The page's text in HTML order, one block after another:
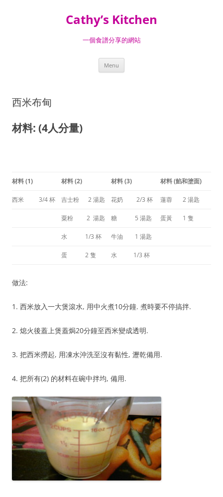
Cathy’s Kitchen
一個食譜分享的網站
Menu
西米布甸
材料: (4人分量)
材料(1) 材料(2) 材料(3) 材料(餡和塗面)
西米 3/4 杯 吉士粉 2 湯匙 花奶 2/3 杯 蓮蓉 2 湯匙
粟粉 2 湯匙 糖 5 湯匙 蛋黃 1 隻
水 1/3 杯 牛油 1 湯匙
蛋 2 隻 水 1/3 杯
做法:
1. 西米放入一大煲滾水, 用中火煮10分鐘. 煮時要不停搞拌.
2. 熄火後蓋上煲蓋焗20分鐘至西米變成透明.
3. 把西米撈起, 用凍水沖洗至沒有黏性, 瀝乾備用.
4. 把所有(2) 的材料在碗中拌均, 備用.